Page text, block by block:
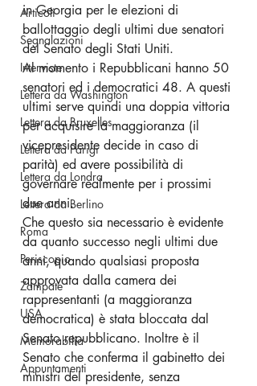
Articoli
Segnalazioni
Interviste
Lettera da Washington
Lettera da Bruxelles
Lettera da Parigi
Lettera da Londra
Lettera da Berlino
Roma
Periscopio
Zampate
USA
Memorabilia
Appuntamenti
in Georgia per le elezioni di
ballottaggio degli ultimi due senatori
del Senato degli Stati Uniti.
Al momento i Repubblicani hanno 50
senatori ed i democratici 48. A questi
ultimi serve quindi una doppia vittoria
per acquisire la maggioranza (il
vicepresidente decide in caso di
parità) ed avere possibilità di
governare realmente per i prossimi
due anni.
Che questo sia necessario è evidente
da quanto successo negli ultimi due
anni, quando qualsiasi proposta
approvata dalla camera dei
rappresentanti (a maggioranza
democratica) è stata bloccata dal
Senato repubblicano. Inoltre è il
Senato che conferma il gabinetto dei
ministri del presidente, senza